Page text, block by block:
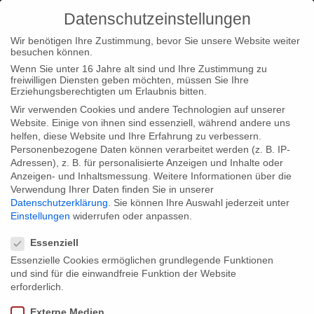
Home Typ|News
Herbstgold auf dem 34. Göteborger
Filmfestival
Herbstgold auf dem 34. Göteborger
Filmfestival
Herbstgold auf dem 34. Göteborger Film Festival!! Unser Film
wird dort auf dem internen DocLounge Seminar gezeigt, in
Datenschutzeinstellungen
Wir benötigen Ihre Zustimmung, bevor Sie unsere Website weiter
besuchen können.
Wenn Sie unter 16 Jahre alt sind und Ihre Zustimmung zu
freiwilligen Diensten geben möchten, müssen Sie Ihre
Erziehungsberechtigten um Erlaubnis bitten.
Wir verwenden Cookies und andere Technologien auf unserer
Website. Einige von ihnen sind essenziell, während andere uns
helfen, diese Website und Ihre Erfahrung zu verbessern.
Personenbezogene Daten können verarbeitet werden (z. B. IP-
Adressen), z. B. für personalisierte Anzeigen und Inhalte oder
Anzeigen- und Inhaltsmessung. Weitere Informationen über die
Verwendung Ihrer Daten finden Sie in unserer
Datenschutzerklärung
Sie können Ihre Auswahl jederzeit unter
Einstellungen widerrufen oder anpassen.
Essenziell
Essenzielle Cookies ermöglichen grundlegende Funktionen
und sind für die einwandfreie Funktion der Website
erforderlich.